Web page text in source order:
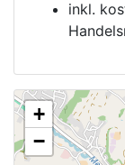
inkl.
+
−